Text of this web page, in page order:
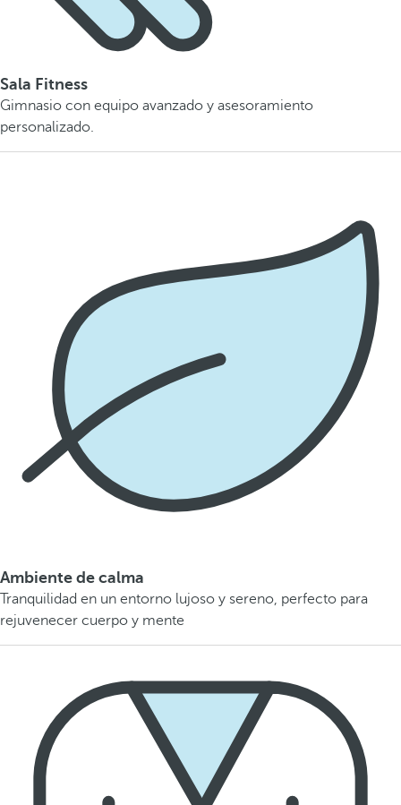
Sala Fitness
Gimnasio con equipo avanzado y asesoramiento
personalizado.
Ambiente de calma
Tranquilidad en un entorno lujoso y sereno, perfecto para
rejuvenecer cuerpo y mente